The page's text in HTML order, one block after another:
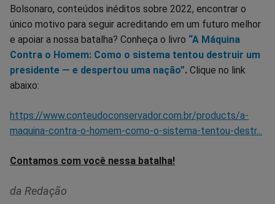
Bolsonaro, conteúdos inéditos sobre 2022, encontrar o
único motivo para seguir acreditando em um futuro melhor
e apoiar a nossa batalha? Conheça o livro “A Máquina
Contra o Homem: Como o sistema tentou destruir um
presidente — e despertou uma nação”. Clique no link
abaixo:
https://www.conteudoconservador.com.br/products/a-
maquina-contra-o-homem-como-o-sistema-tentou-destr...
Contamos com você nessa batalha!
da Redação